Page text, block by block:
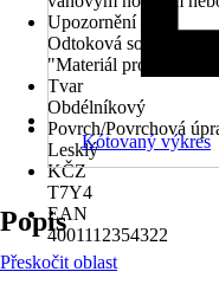
Upozornění
Odtoková souprava
"Materiál pro Váš
Tvar
Obdélníkový
Povrch/Povrchová
Lesklý
KČZ
T7Y4
EAN
4001112354322
Kótovaný výkres
Popis
Přeskočit oblast